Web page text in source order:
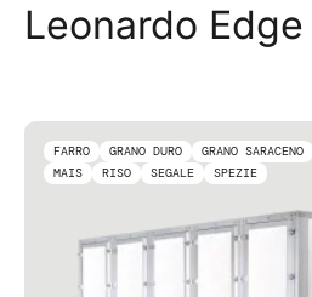
Leonardo Edge
FARRO GRANO DURO GRANO SARACENO
MAIS
RISO SEGALE SPEZIE